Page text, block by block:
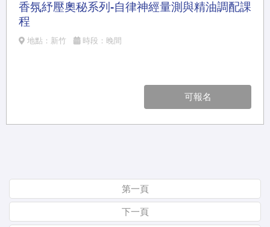
香氛紓壓奧秘系列-自律神經量測與精油調配課
程
地點：新竹 時段：晚間
可報名
第一頁
下一頁